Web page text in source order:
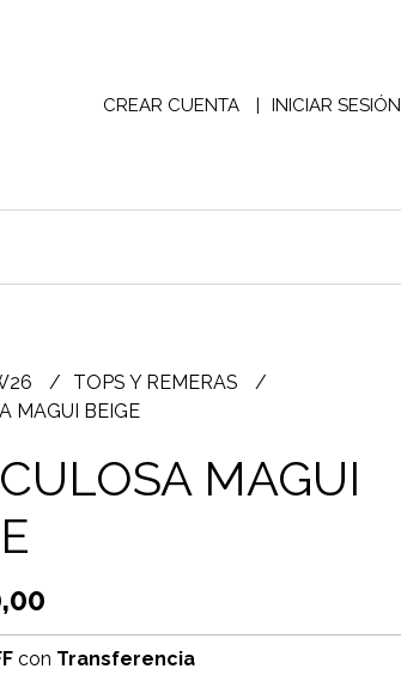
CREAR CUENTA INICIAR SESIÓN
TOPS Y REMERAS
MAGUI BEIGE
MAGUI
con Transferencia